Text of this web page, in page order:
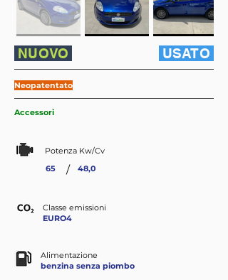
NUOVO USATO
Neopatentato
Accessori
Potenza Kw/Cv
65
/ 48,0
Classe emissioni
EURO4
Alimentazione
benzina senza piombo